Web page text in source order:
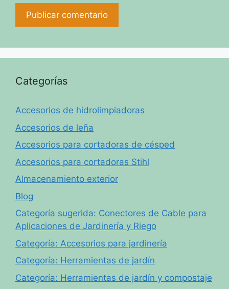
Categorías
Accesorios de hidrolimpiadoras
Accesorios de leña
Accesorios para cortadoras de césped
Accesorios para cortadoras Stihl
Almacenamiento exterior
Blog
Categoría sugerida: Conectores de Cable para
Aplicaciones de Jardinería y Riego
Categoría: Accesorios para jardinería
Categoría: Herramientas de jardín
Categoría: Herramientas de jardín y compostaje